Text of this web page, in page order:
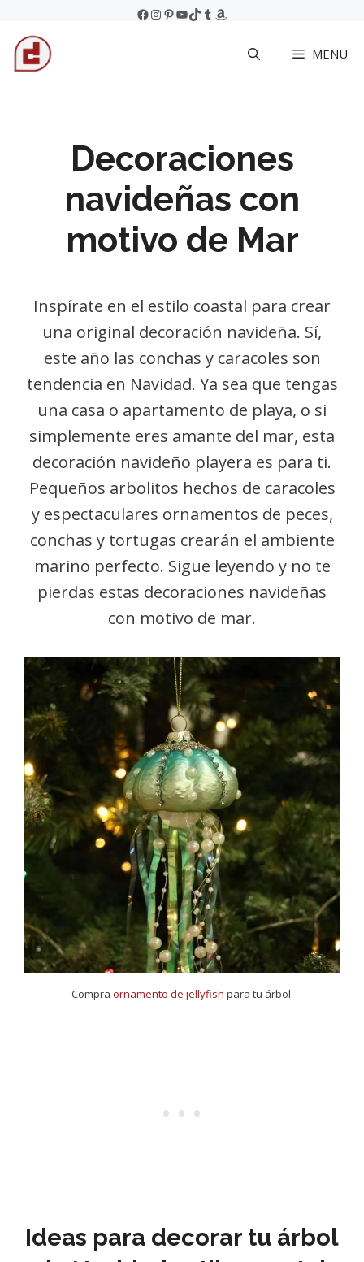
content
Facebook
Instagram
Pinterest
YouTube
TikTok
Tumblr
Amazon
MENU
Decoraciones
navideñas con
motivo de Mar
Inspírate en el estilo coastal para crear
una original decoración navideña. Sí,
este año las conchas y caracoles son
tendencia en Navidad. Ya sea que tengas
una casa o apartamento de playa, o si
simplemente eres amante del mar, esta
decoración navideño playera es para ti.
Pequeños arbolitos hechos de caracoles
y espectaculares ornamentos de peces,
conchas y tortugas crearán el ambiente
marino perfecto. Sigue leyendo y no te
pierdas estas decoraciones navideñas
con motivo de mar.
Compra ornamento de jellyfish para tu árbol.
Ideas para decorar tu árbol